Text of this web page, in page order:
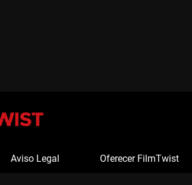
Aviso Legal Oferecer FilmTwist